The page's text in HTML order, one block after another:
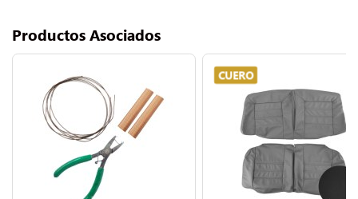
Productos Asociados
CUERO